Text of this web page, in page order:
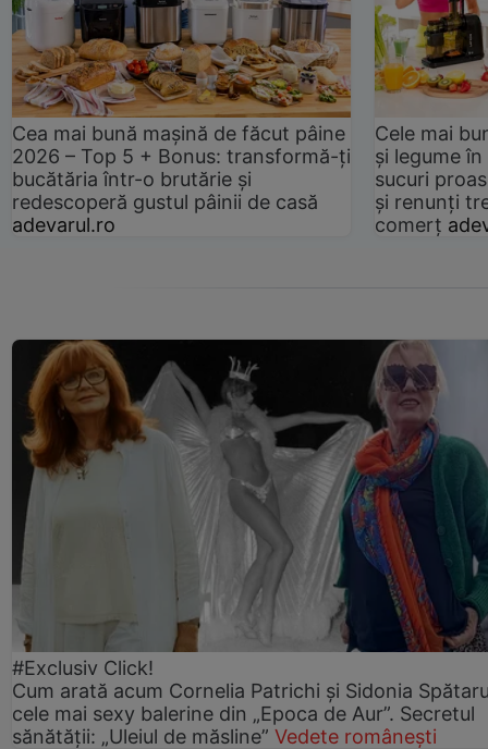
Cea mai bună mașină de făcut pâine
2026 – Top 5 + Bonus: transformă-ți
bucătăria într-o brutărie și
redescoperă gustul pâinii de casă
adevarul.ro
Cele mai
și legume
sucuri
și renunți
comerț
#Exclusiv Click!
Cum arată acum Cornelia Patrichi și Sidonia
cele mai sexy balerine din „Epoca de Aur”. Secretul
sănătății: „Uleiul de măsline” Vedete românești